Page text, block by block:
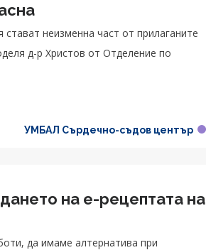
неизменна част от прилаганите
д-р Христов от Отделение по
УМБАЛ Сърдечно-съдов център
на е-рецептата на
да имаме алтернатива при